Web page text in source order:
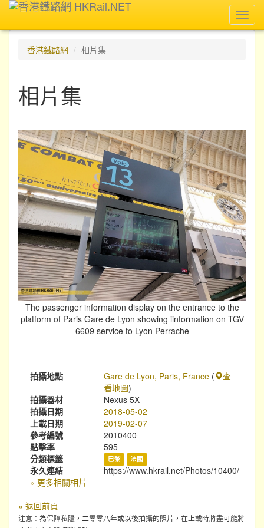
香港鐵路網
相片集
相片集
The passenger information display on the entrance to the
platform of Paris Gare de Lyon showing iinformation on TGV
6609 service to Lyon Perrache
拍攝地點 Gare de Lyon, Paris, France (
查
看地圖)
拍攝器材
Nexus 5X
拍攝日期
2018-05-02
上載日期
2019-02-07
參考編號
2010400
點擊率
595
分類標籤
巴黎 法國
永久連結
https://www.hkrail.net/Photos/10400/
» 更多相關相片
« 返回前頁
注意：為保障私隱，二零零八年或以後拍攝的照片，在上載時將盡可能將